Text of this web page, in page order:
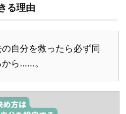
る理由
自分を救ったら必ず同
ら……。